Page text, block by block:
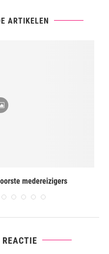
ARTIKELEN
medereizigers
REACTIE